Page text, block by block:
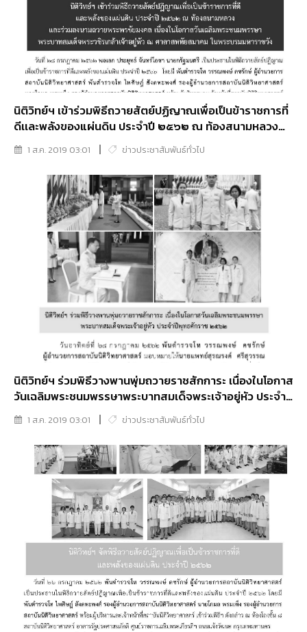
นิติวิทย์ฯ เข้าร่วมพิธีถวายสัตย์ปฏิญาณเพื่อเป็นข้าราชการที่
ดีเเละพลังของแผ่นดิน ประจำปี ๒๕๖๒ ณ ท้องสนามหลวง
เเละร่วมลงนามถวายพระพรชัยมงคล เนื่องในโอกาสวันเฉลิม
พระชนมพรรษาพระบาทสมเด็จพระวชิรเกล้าเจ้าอยู่หัว ณ
ศาลาสหทัยสมาคม ในพระบรมมหาราชวัง
1 ส.ค. 2019 03:01 ข่าวประชาสัมพันธ์ทั่วไป
นิติวิทย์ฯ ร่วมพิธีวางพานพุ่มถวายราชสักการะ เนื่องในโอกาส
วันเฉลิมพระชนมพรรษาพระบาทสมเด็จพระเจ้าอยู่หัว ประจำปี
พุทธศักราช ๒๕๖๒
1 ส.ค. 2019 03:01 ข่าวประชาสัมพันธ์ทั่วไป